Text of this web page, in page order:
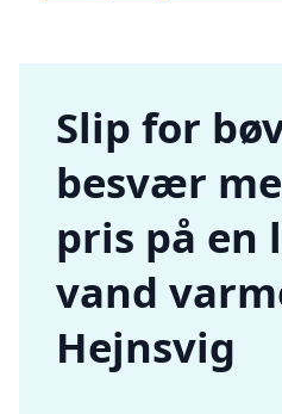
Slip for
besvær
pris på en
vand
Hejnsvig